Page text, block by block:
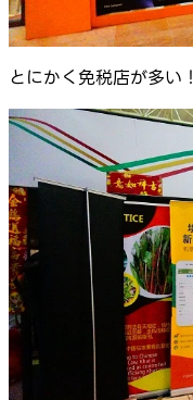
とにかく免税店が多い！